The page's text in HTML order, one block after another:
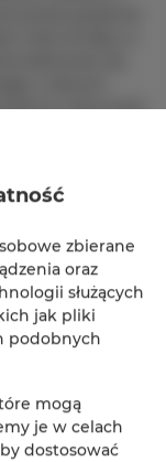
rezerwacji.
otrzymać klucze
Twoim
przed
com).
zbierane
oraz
służących
jak pliki
podobnych
mogą
je w celach
dostosować